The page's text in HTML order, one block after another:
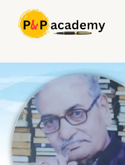
content